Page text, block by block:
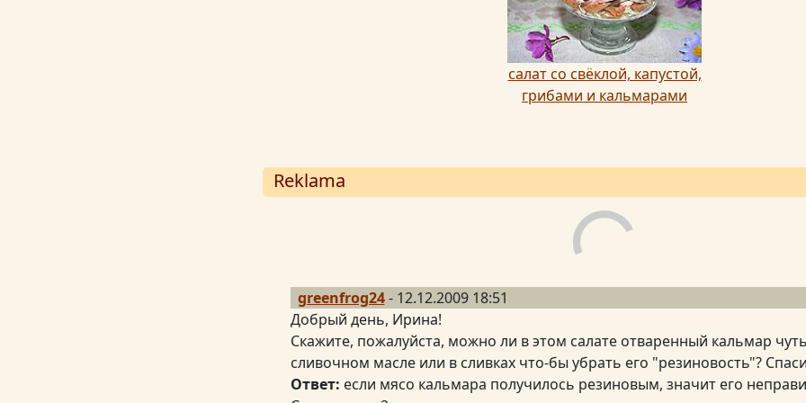
салат со свёклой, капустой,
грибами и кальмарами
Reklama
greenfrog24- 12.12.2009 18:51
Добрый день, Ирина!
Скажите, пожалуйста, можно ли в этом салате отваренный кальмар
сливочном масле или в сливках что-бы убрать его "резиновость"?
Ответ: если мясо кальмара получилось резиновым, значит его